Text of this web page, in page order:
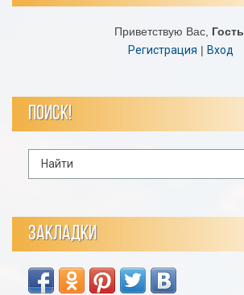
Приветствую Вас, Гость
Регистрация | Вход
ПОИСК!
ЗАКЛАДКИ